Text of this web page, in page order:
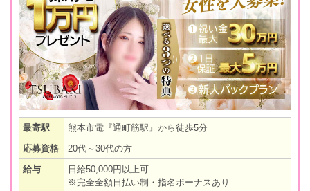
最寄駅
熊本市電『通町筋駅』から徒歩5分
応募資格
20代～30代の方
給与
日給50,000円以上可
※完全全額日払い制・指名ボーナスあり